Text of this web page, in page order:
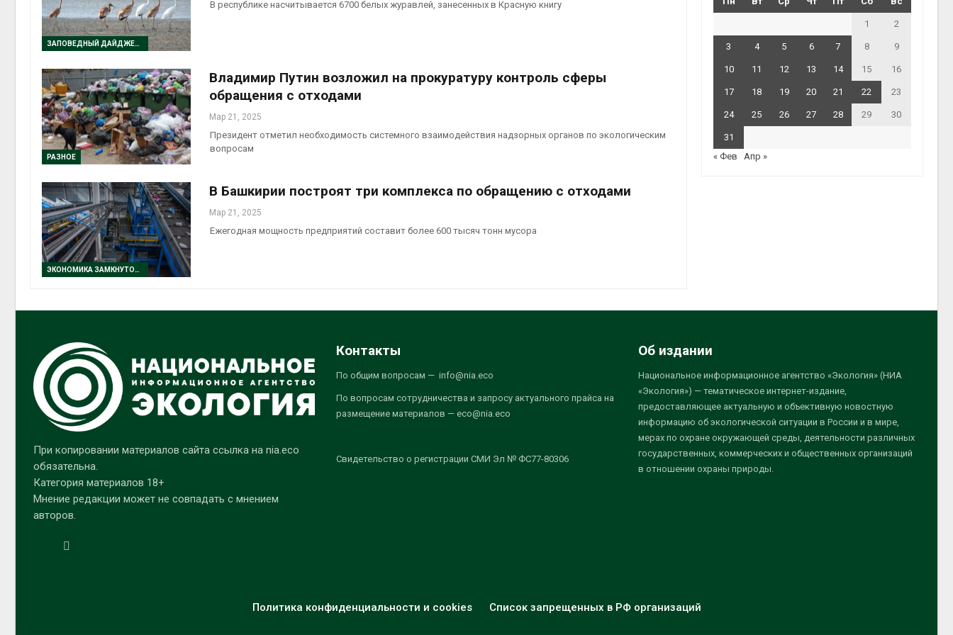
ЗАПОВЕДНЫЙ ДАЙДЖЕСТ
В республике насчитывается 6700 белых журавлей, занесенных в Красную книгу
РАЗНОЕ
Владимир Путин возложил на прокуратуру контроль сферы
обращения с отходами
Мар 21, 2025
Президент отметил необходимость системного взаимодействия надзорных органов по экологическим
вопросам
ЭКОНОМИКА ЗАМКНУТОГО ЦИКЛА
В Башкирии построят три комплекса по обращению с отходами
Мар 21, 2025
Ежегодная мощность предприятий составит более 600 тысяч тонн мусора
1 2
3 4 5 6 7 8 9
10 11 12 13 14 15 16
17 18 19 20 21 22 23
24 25 26 27 28 29 30
31
« Фев
Апр »
При копировании материалов сайта ссылка на nia.eco
обязательна.
Категория материалов 18+
Мнение редакции может не совпадать с мнением
авторов.
Контакты
По общим вопросам — info@nia.eco
По вопросам сотрудничества и запросу актуального прайса на
размещение материалов — eco@nia.eco
Свидетельство о регистрации СМИ Эл № ФС77-80306
Об издании
Национальное информационное агентство «Экология» (НИА
«Экология») — тематическое интернет-издание,
предоставляющее актуальную и объективную новостную
информацию об экологической ситуации в России и в мире,
мерах по охране окружающей среды, деятельности различных
государственных, коммерческих и общественных организаций
в отношении охраны природы.
Политика конфиденциальности и cookies Список запрещенных в РФ организаций